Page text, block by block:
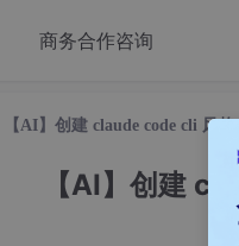
商务合作咨询
【AI】创建 claude code cli 风
【AI】创建